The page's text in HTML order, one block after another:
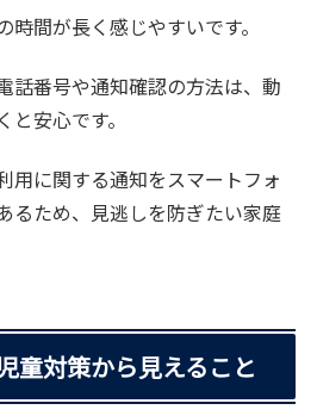
間が長く感じやすいです。
話番号や通知確認の方法は、動
安心です。
用に関する通知をスマートフォ
るため、見逃しを防ぎたい家庭
童対策から見えること